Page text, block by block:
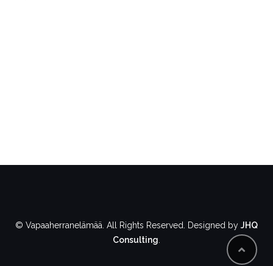
© Vapaaherranelämää. All Rights Reserved. Designed by JHQ
Consulting